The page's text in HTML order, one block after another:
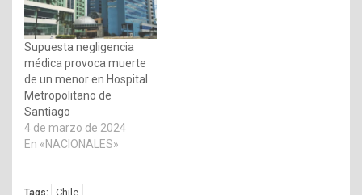
Supuesta negligencia
médica provoca muerte
de un menor en Hospital
Metropolitano de
Santiago
4 de marzo de 2024
En «NACIONALES»
Chile